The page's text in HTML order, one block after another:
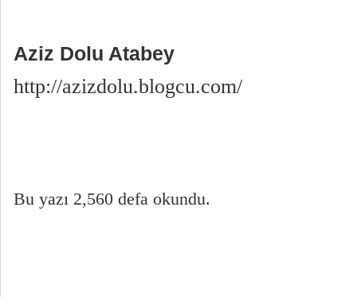
Aziz Dolu Atabey
http://azizdolu.blogcu.com/
Bu yazı 2,560 defa okundu.